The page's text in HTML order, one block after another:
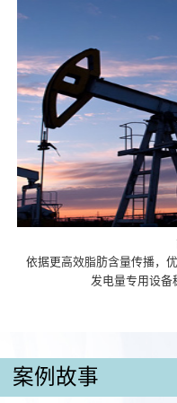
依据更高效脂肪含量传播，
发电量专用设备
案例故事